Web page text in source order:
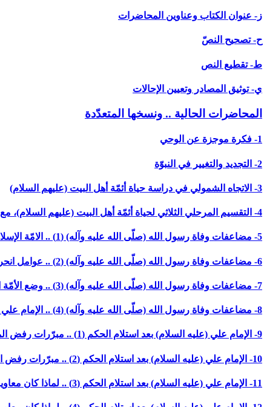
ز- عنوان الكتاب وعناوين المحاضرات
ح- تصحيح النصّ
ط- تقطيع النص
ي- توثيق المصادر وتعيين الإحالات
المحاضرات الحالية .. ونسخها المتعدّدة
1- فكرة موجزة عن الوحي
2- التجديد والتغيير في النبوّة
3- الاتجاه الشمولي في دراسة حياة أئمّة أهل البيت (عليهم السلام)
4- التقسيم المرحلي الثلاثي لحياة أئمّة أهل البيت (عليهم السلام)، مع مقدّمة حول عناصر التجربة الإسلاميّة وعوامل انحرافها
5- مضاعفات وفاة رسول الله (صلّى الله عليه وآله) (1) .. الامّة الإسلاميّة .. طاقة حراريّة أم وعي مستنير؟! (بدون تاريخ)
6- مضاعفات وفاة رسول الله (صلّى الله عليه وآله) (2) .. عوامل انحراف التجربة الإسلاميّة ودور الأئمّة (عليهم السلام) في مواجهته (بدون تاريخ)
7- مضاعفات وفاة رسول الله (صلّى الله عليه وآله) (3) .. وضع الأمّة الإسلاميّة وموانع تزعّم الإمام علي (عليه السلام) (بدون تاريخ)
8- مضاعفات وفاة رسول الله (صلّى الله عليه وآله) (4) .. الإمام علي (عليه السلام) بين تصحيح الانحراف وتحصين الامّة (بدون تاريخ)
9- الإمام علي (عليه السلام) بعد استلام الحكم (1) .. مبرّرات رفض المساومات وأنصاف الحلول (1)
10- الإمام علي (عليه السلام) بعد استلام الحكم (2) .. مبرّرات رفض المساومات وأنصاف الحلول (2)
11- الإمام علي (عليه السلام) بعد استلام الحكم (3) .. لماذا كان معاوية أقدر على الاستمرار بخطّه (1)؟! (آخر محرّم/ 1388 ه-)